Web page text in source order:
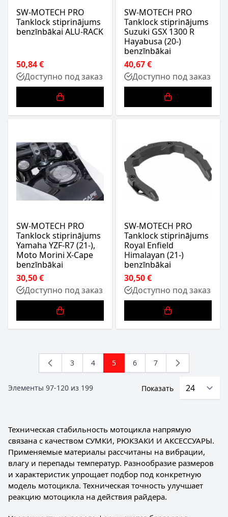
SW-MOTECH PRO
Tanklock stiprinājums
benzīnbākai ALU-RACK
50,84 €
Доступно под заказ
SW-MOTECH PRO
Tanklock stiprinājums
Suzuki GSX 1300 R
Hayabusa (20-)
benzīnbākai
40,67 €
Доступно под заказ
SW-MOTECH PRO
Tanklock stiprinājums
Yamaha YZF-R7 (21-),
Moto Morini X-Cape
benzīnbākai
30,50 €
Доступно под заказ
SW-MOTECH PRO
Tanklock stiprinājums
Royal Enfield
Himalayan (21-)
benzīnbākai
30,50 €
Доступно под заказ
Элементы 97-120 из 199
Страница
3 Страница
4 You're currently reading page
5 Страница
6 Страница
7
Показать
Техническая стабильность мотоцикла напрямую
связана с качеством СУМКИ, РЮКЗАКИ И АКСЕССУАРЫ.
Применяемые материалы рассчитаны на вибрации,
влагу и перепады температур. Разнообразие размеров
и характеристик упрощает подбор под конкретную
модель мотоцикла. Техническая точность улучшает
реакцию мотоцикла на действия райдера.